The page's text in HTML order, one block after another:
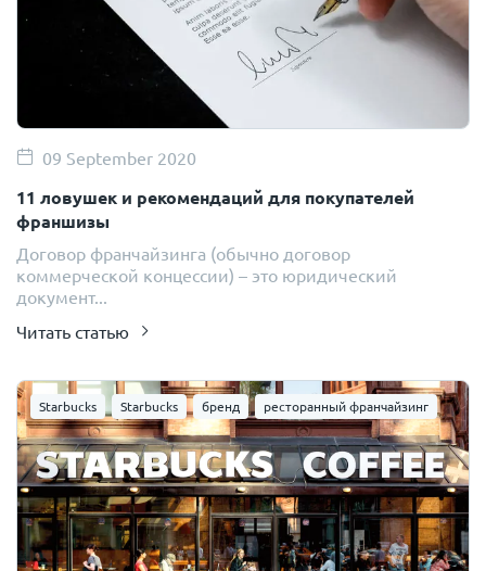
09 September 2020
11 ловушек и рекомендаций для покупателей
франшизы
Договор франчайзинга (обычно договор
коммерческой концессии) – это юридический
документ...
Читать статью
Starbucks Starbucks бренд ресторанный франчайзинг